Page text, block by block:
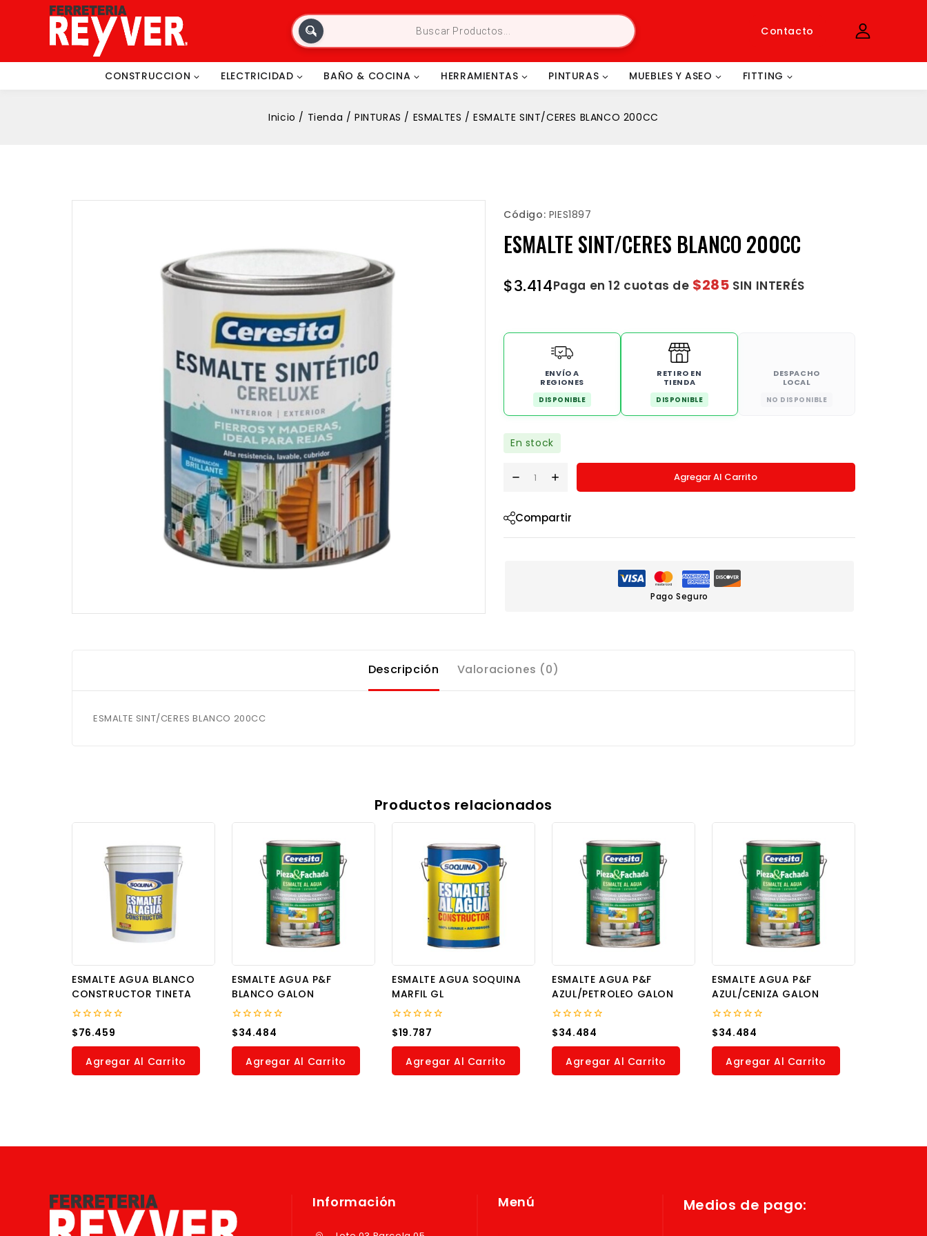
Contacto
CONSTRUCCION ELECTRICIDAD BAÑO & COCINA HERRAMIENTAS PINTURAS MUEBLES Y ASEO FITTING
Inicio / Tienda / PINTURAS / ESMALTES / ESMALTE SINT/CERES BLANCO 200CC
Código: PIES1897
ESMALTE SINT/CERES BLANCO 200CC
$3.414Paga en 12 cuotas de $285 SIN INTERÉS
ENVÍO A
REGIONES
DISPONIBLE
RETIRO EN
TIENDA
DISPONIBLE
DESPACHO
LOCAL
NO DISPONIBLE
En stock
Agregar Al Carrito
Compartir
Pago Seguro
Descripción Valoraciones (0)
ESMALTE SINT/CERES BLANCO 200CC
Productos relacionados
ESMALTE AGUA BLANCO
CONSTRUCTOR TINETA
0
out
of
$76.459
Agregar Al Carrito
ESMALTE AGUA P&F
BLANCO GALON
0
out
of
$34.484
Agregar Al Carrito
ESMALTE AGUA SOQUINA
MARFIL GL
0
out
of
$19.787
Agregar Al Carrito
ESMALTE AGUA P&F
AZUL/PETROLEO GALON
0
out
of
$34.484
Agregar Al Carrito
ESMALTE AGUA P&F
AZUL/CENIZA GALON
0
out
of
$34.484
Agregar Al Carrito
Información Menú Medios de pago: